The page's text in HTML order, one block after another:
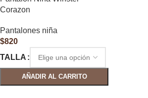
Corazon
Pantalones niña
$820
TALLA
AÑADIR AL CARRITO